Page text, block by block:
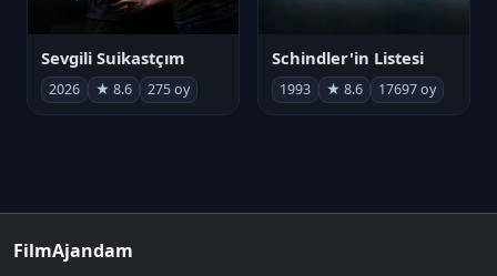
Sevgili Suikastçım
2026 ★ 8.6 275 oy
Schindler'in Listesi
1993 ★ 8.6 17697 oy
FilmAjandam